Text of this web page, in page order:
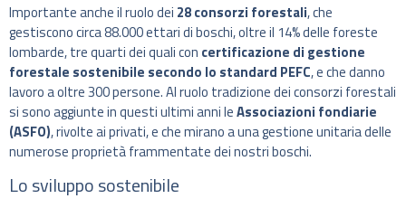
Importante anche il ruolo dei 28 consorzi forestali, che
gestiscono circa 88.000 ettari di boschi, oltre il 14% delle foreste
lombarde, tre quarti dei quali con certificazione di gestione
forestale sostenibile secondo lo standard PEFC, e che danno
lavoro a oltre 300 persone. Al ruolo tradizione dei consorzi forestali
si sono aggiunte in questi ultimi anni leAssociazioni fondiarie
(ASFO), rivolte ai privati, e che mirano a una gestione unitaria delle
numerose proprietà frammentate dei nostri boschi.
Lo sviluppo sostenibile